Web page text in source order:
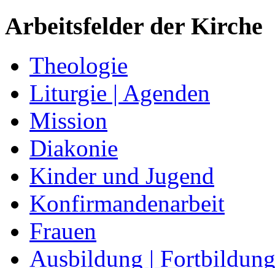
Arbeitsfelder der Kirche
Theologie
Liturgie | Agenden
Mission
Diakonie
Kinder und Jugend
Konfirmandenarbeit
Frauen
Ausbildung | Fortbildung